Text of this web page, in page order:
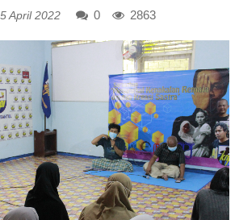
5 April 2022 0 2863